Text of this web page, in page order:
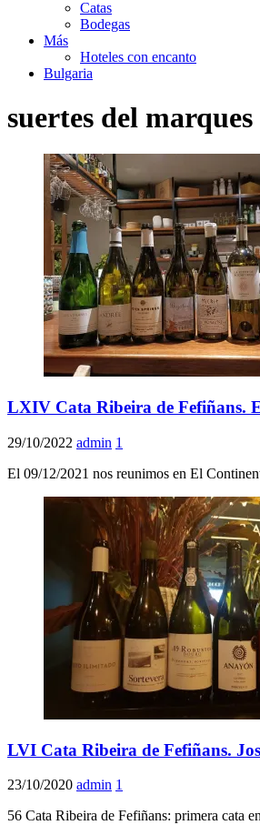
Catas
Bodegas
Más
Hoteles con encanto
Bulgaria
suertes del marques
LXIV Cata Ribeira de Fefiñans.
29/10/2022 admin 1
El 09/12/2021 nos reunimos en El
LVI Cata Ribeira de Fefiñans.
23/10/2020 admin 1
56 Cata Ribeira de Fefiñans: primera cata